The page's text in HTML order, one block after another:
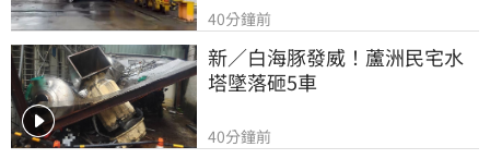
40分鐘前
新／白海豚發威！蘆洲民宅水
塔墜落砸5車
40分鐘前